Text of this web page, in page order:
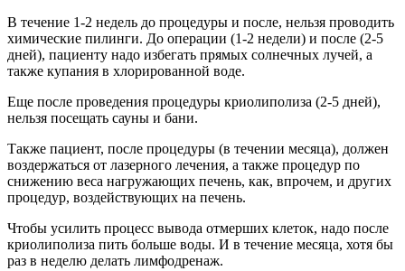
В течение 1-2 недель до процедуры и после, нельзя проводить
химические пилинги. До операции (1-2 недели) и после (2-5
дней), пациенту надо избегать прямых солнечных лучей, а
также купания в хлорированной воде.
Еще после проведения процедуры криолиполиза (2-5 дней),
нельзя посещать сауны и бани.
Также пациент, после процедуры (в течении месяца), должен
воздержаться от лазерного лечения, а также процедур по
снижению веса нагружающих печень, как, впрочем, и других
процедур, воздействующих на печень.
Чтобы усилить процесс вывода отмерших клеток, надо после
криолиполиза пить больше воды. И в течение месяца, хотя бы
раз в неделю делать лимфодренаж.